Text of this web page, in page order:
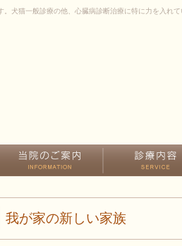
犬猫一般診療の他、心臓病診断治療に特に力を入れて
我が家の新しい家族